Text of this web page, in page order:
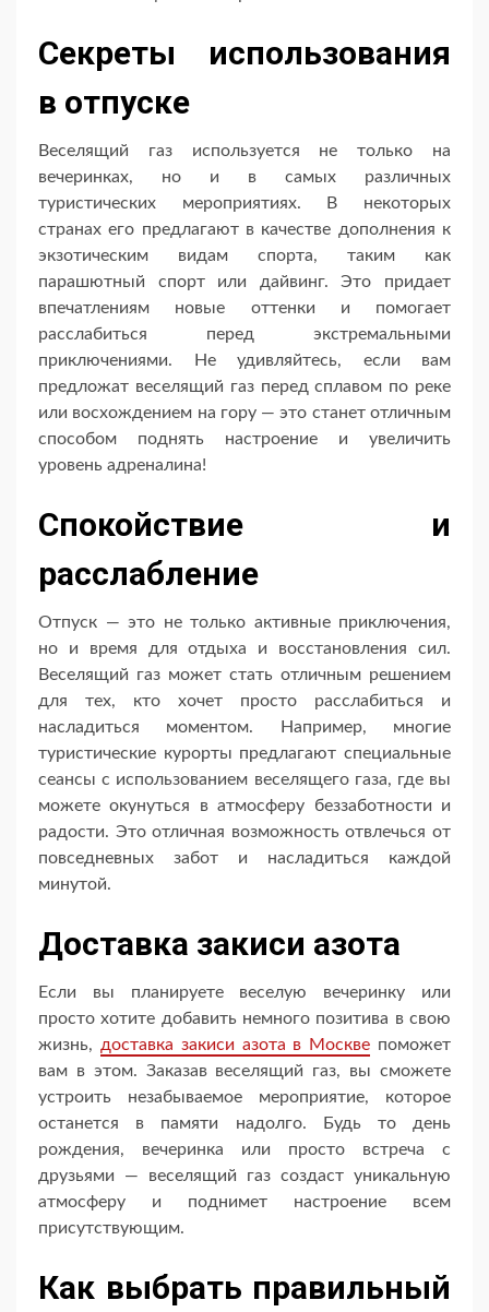
Секреты использования
в отпуске
Веселящий газ используется не только на
вечеринках, но и в самых различных
туристических мероприятиях. В некоторых
странах его предлагают в качестве дополнения к
экзотическим видам спорта, таким как
парашютный спорт или дайвинг. Это придает
впечатлениям новые оттенки и помогает
расслабиться перед экстремальными
приключениями. Не удивляйтесь, если вам
предложат веселящий газ перед сплавом по реке
или восхождением на гору — это станет отличным
способом поднять настроение и увеличить
уровень адреналина!
Спокойствие и
расслабление
Отпуск — это не только активные приключения,
но и время для отдыха и восстановления сил.
Веселящий газ может стать отличным решением
для тех, кто хочет просто расслабиться и
насладиться моментом. Например, многие
туристические курорты предлагают специальные
сеансы с использованием веселящего газа, где вы
можете окунуться в атмосферу беззаботности и
радости. Это отличная возможность отвлечься от
повседневных забот и насладиться каждой
минутой.
Доставка закиси азота
Если вы планируете веселую вечеринку или
просто хотите добавить немного позитива в свою
жизнь, доставка закиси азота в Москве поможет
вам в этом. Заказав веселящий газ, вы сможете
устроить незабываемое мероприятие, которое
останется в памяти надолго. Будь то день
рождения, вечеринка или просто встреча с
друзьями — веселящий газ создаст уникальную
атмосферу и поднимет настроение всем
присутствующим.
Как выбрать правильный